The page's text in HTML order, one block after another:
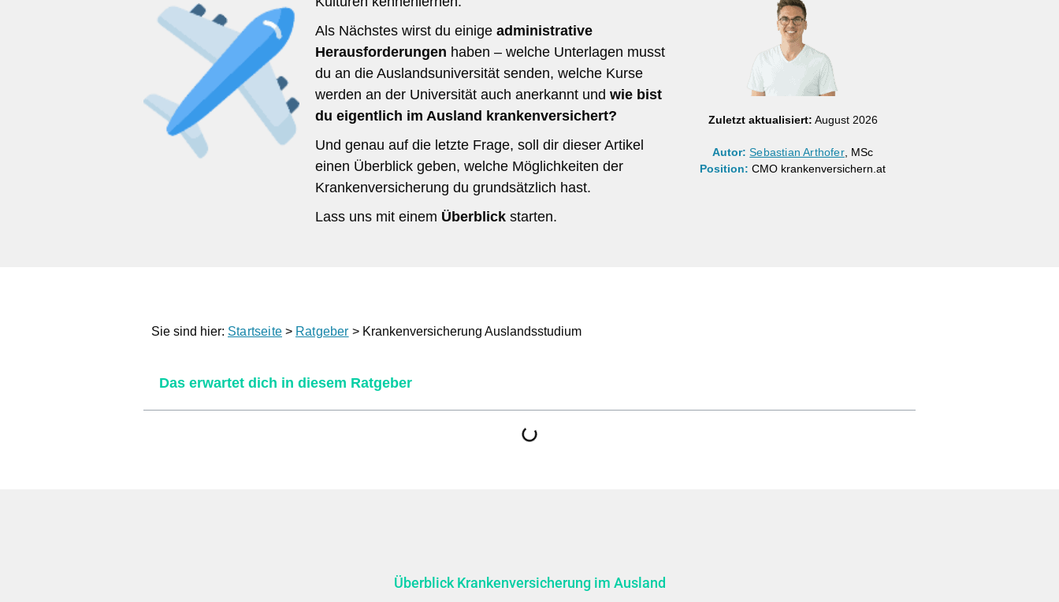
Als Nächstes wirst du einigeadministrative
Herausforderungen haben – welche Unterlagen musst
du an die Auslandsuniversität senden, welche Kurse
werden an der Universität auch anerkannt undwie bist
du eigentlich im Ausland krankenversichert?
Und genau auf die letzte Frage, soll dir dieser Artikel
einen Überblick geben, welche Möglichkeiten der
Krankenversicherung du grundsätzlich hast.
Lass uns mit einem Überblickstarten.
Zuletzt aktualisiert: August 2026
Autor: Sebastian Arthofer, MSc
Position: CMO krankenversichern.at
Sie sind hier: Startseite > Ratgeber > Krankenversicherung Auslandsstudium
Das erwartet dich in diesem Ratgeber
Überblick Krankenversicherung im Ausland